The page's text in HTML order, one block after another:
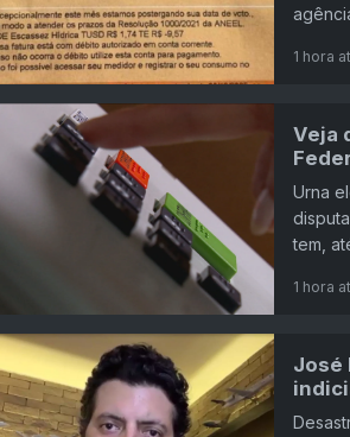
1 hora
Veja
Urna
tem,
1 hora
José